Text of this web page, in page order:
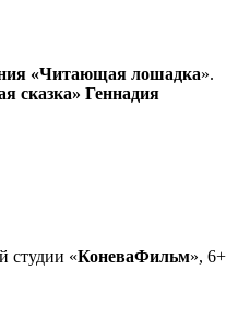
«Читающая лошадка».
сказка» Геннадия
студии «КоневаФильм», 6+